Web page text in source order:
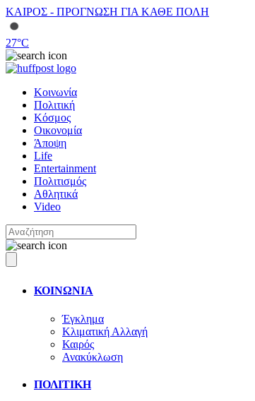
ΚΑΙΡΟΣ - ΠΡΟΓΝΩΣΗ ΓΙΑ ΚΑΘΕ ΠΟΛΗ
27°C
Κοινωνία
Πολιτική
Κόσμος
Οικονομία
Άποψη
Life
Entertainment
Πολιτισμός
Αθλητικά
Video
ΚΟΙΝΩΝΙΑ
Έγκλημα
Κλιματική Αλλαγή
Καιρός
Ανακύκλωση
ΠΟΛΙΤΙΚΗ